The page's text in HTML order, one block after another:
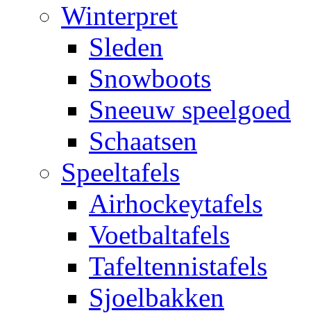
Winterpret
Sleden
Snowboots
Sneeuw speelgoed
Schaatsen
Speeltafels
Airhockeytafels
Voetbaltafels
Tafeltennistafels
Sjoelbakken